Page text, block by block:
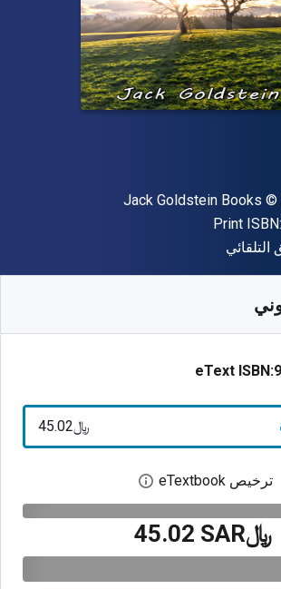
Jack Goldstein Books
حقوق الطبع والنشر ©
Print ISBN:
eText ISBN:
﷼‎45.02
ترخيص eTextbook افتح مربع حوار
﷼‎45.02 SAR